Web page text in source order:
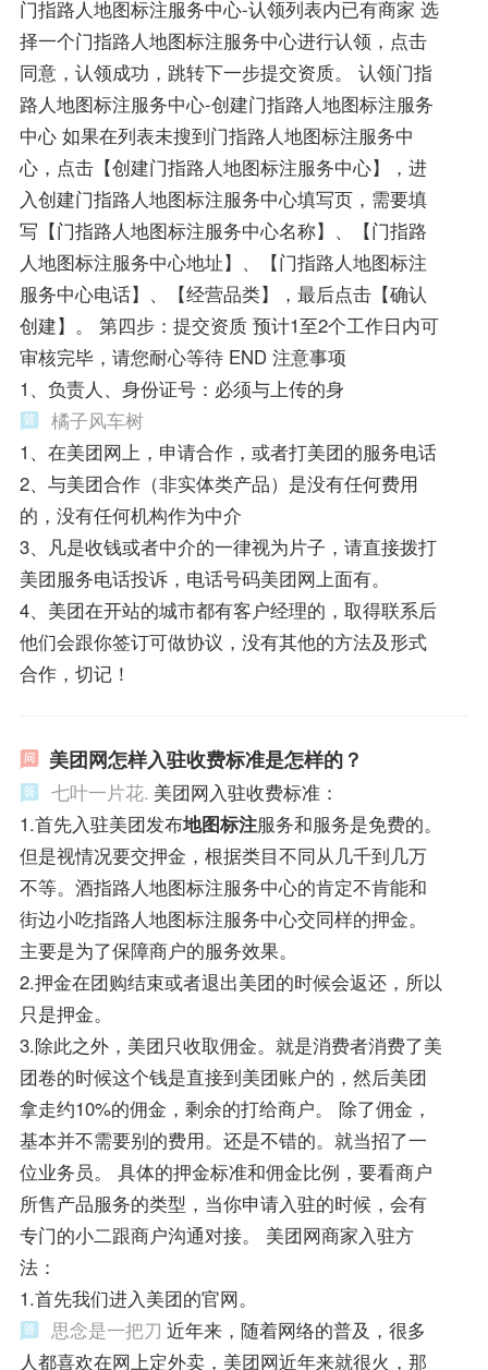
门指路人地图标注服务中心-认领列表内已有商家 选
择一个门指路人地图标注服务中心进行认领，点击
同意，认领成功，跳转下一步提交资质。 认领门指
路人地图标注服务中心-创建门指路人地图标注服务
中心 如果在列表未搜到门指路人地图标注服务中
心，点击【创建门指路人地图标注服务中心】，进
入创建门指路人地图标注服务中心填写页，需要填
写【门指路人地图标注服务中心名称】、【门指路
人地图标注服务中心地址】、【门指路人地图标注
服务中心电话】、【经营品类】，最后点击【确认
创建】。 第四步：提交资质 预计1至2个工作日内可
审核完毕，请您耐心等待 END 注意事项
1、负责人、身份证号：必须与上传的身
橘子风车树
1、在美团网上，申请合作，或者打美团的服务电话
2、与美团合作（非实体类产品）是没有任何费用
的，没有任何机构作为中介
3、凡是收钱或者中介的一律视为片子，请直接拨打
美团服务电话投诉，电话号码美团网上面有。
4、美团在开站的城市都有客户经理的，取得联系后
他们会跟你签订可做协议，没有其他的方法及形式
合作，切记！
美团网怎样入驻收费标准是怎样的？
七叶一片花. 美团网入驻收费标准：
1.首先入驻美团发布地图标注服务和服务是免费的。
但是视情况要交押金，根据类目不同从几千到几万
不等。酒指路人地图标注服务中心的肯定不肯能和
街边小吃指路人地图标注服务中心交同样的押金。
主要是为了保障商户的服务效果。
2.押金在团购结束或者退出美团的时候会返还，所以
只是押金。
3.除此之外，美团只收取佣金。就是消费者消费了美
团卷的时候这个钱是直接到美团账户的，然后美团
拿走约10%的佣金，剩余的打给商户。 除了佣金，
基本并不需要别的费用。还是不错的。就当招了一
位业务员。 具体的押金标准和佣金比例，要看商户
所售产品服务的类型，当你申请入驻的时候，会有
专门的小二跟商户沟通对接。 美团网商家入驻方
法：
1.首先我们进入美团的官网。
思念是一把刀 近年来，随着网络的普及，很多
人都喜欢在网上定外卖，美团网近年来就很火，那